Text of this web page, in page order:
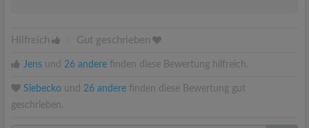
Hilfreich Gut geschrieben
Jens und 26 andere finden diese Bewertung hilfreich.
Siebecko und 26 andere finden diese Bewertung gut
geschrieben.